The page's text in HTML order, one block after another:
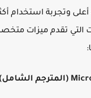
وتجربة استخدام أكثر
التي تقدم ميزات